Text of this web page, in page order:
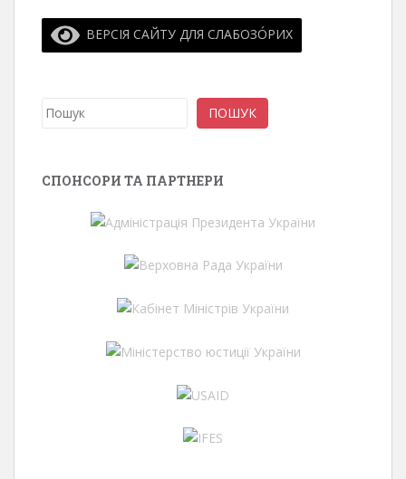
ВЕРСІЯ САЙТУ ДЛЯ СЛАБОЗО́РИХ
Пошук ПОШУК
СПОНСОРИ ТА ПАРТНЕРИ